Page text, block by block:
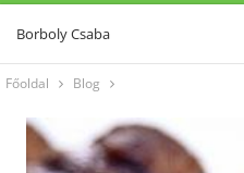
Borboly Csaba
Főoldal Blog